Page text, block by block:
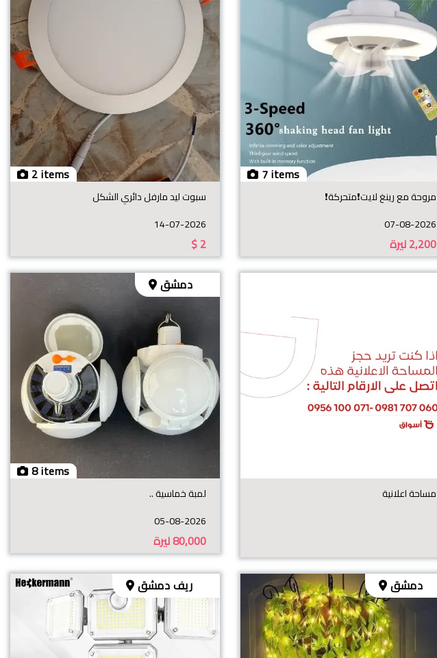
7 items
مروحة مع رينغ لايت❗️متحركة❗️
07-08-2026
ليرة2,200
2 items
سبوت ليد مارفل دائري الشكل
14-07-2026
$2
مساحة اعلانية
8 items
دمشق
لمبة خماسية ..
05-08-2026
ليرة80,000
دمشق ريف دمشق